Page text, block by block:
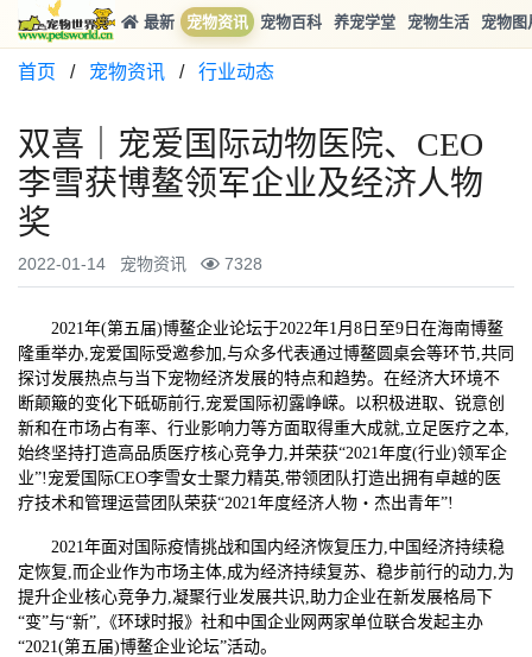
最新 宠物资讯 宠物百科 养宠学堂 宠物生活 宠物图
首页 / 宠物资讯 / 行业动态
双喜｜宠爱国际动物医院、CEO
李雪获博鳌领军企业及经济人物
奖
2022-01-14 宠物资讯 7328
2021年(第五届)博鳌企业论坛于2022年1月8日至9日在海南博鳌
隆重举办,宠爱国际受邀参加,与众多代表通过博鳌圆桌会等环节,共同
探讨发展热点与当下宠物经济发展的特点和趋势。在经济大环境不
断颠簸的变化下砥砺前行,宠爱国际初露峥嵘。以积极进取、锐意创
新和在市场占有率、行业影响力等方面取得重大成就,立足医疗之本,
始终坚持打造高品质医疗核心竞争力,并荣获“2021年度(行业)领军企
业”!宠爱国际CEO李雪女士聚力精英,带领团队打造出拥有卓越的医
疗技术和管理运营团队荣获“2021年度经济人物・杰出青年”!
2021年面对国际疫情挑战和国内经济恢复压力,中国经济持续稳
定恢复,而企业作为市场主体,成为经济持续复苏、稳步前行的动力,为
提升企业核心竞争力,凝聚行业发展共识,助力企业在新发展格局下
“变”与“新”,《环球时报》社和中国企业网两家单位联合发起主办
“2021(第五届)博鳌企业论坛”活动。